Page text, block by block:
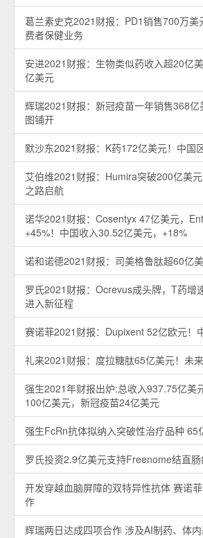
葛兰素史克2021财报：PD1销售700万美
费者保健业务
安进2021财报：生物类似药收入超20亿
亿美元
辉瑞2021财报：新冠疫苗一年销售368
图铺开
默沙东2021财报：K药172亿美元！中国
艾伯维2021财报：Humira突破200亿美
之路启航
诺华2021财报：Cosentyx 47亿美元，
+45%！中国收入30.52亿美元，+18%
诺和诺德2021财报：司美格鲁肽超60亿
罗氏2021财报：Ocrevus成头牌，T药增
进入新征程
赛诺菲2021财报：Dupixent 52亿欧元！
礼来2021财报：度拉糖肽65亿美元！未
强生2021年财报出炉:总收入937.75亿美
100亿美元，新冠疫苗24亿美元
强生FcRn抗体拟纳入突破性治疗品种 65
罗氏投资2.9亿美元支持Freenome结直肠
开发穿越血脑屏障的双特异性抗体 赛诺
作
辉瑞两日达成四项合作 涉及AI制药、体